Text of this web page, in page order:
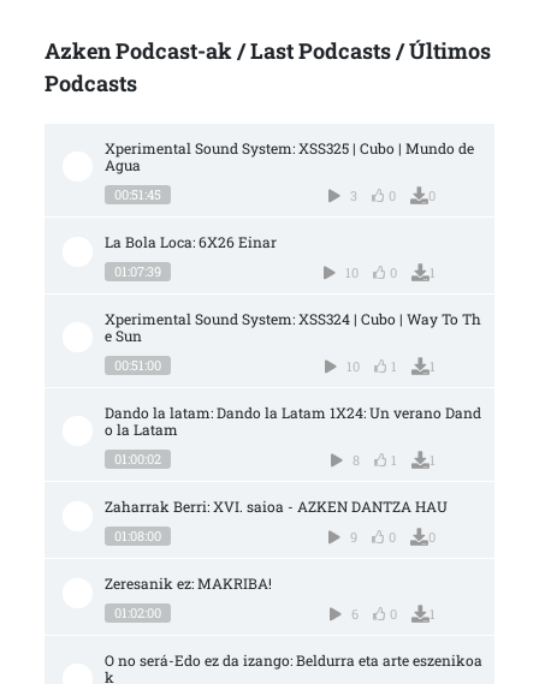
Azken Podcast-ak / Last Podcasts / Últimos
Podcasts
Xperimental Sound System: XSS325 | Cubo | Mundo de
Agua
00:51:45 3 0 0
La Bola Loca: 6X26 Einar
01:07:39 10 0 1
Xperimental Sound System: XSS324 | Cubo | Way To Th
e Sun
00:51:00 10 1 1
Dando la latam: Dando la Latam 1X24: Un verano Dand
o la Latam
01:00:02 8 1 1
Zaharrak Berri: XVI. saioa - AZKEN DANTZA HAU
01:08:00 9 0 0
Zeresanik ez: MAKRIBA!
01:02:00 6 0 1
O no será-Edo ez da izango: Beldurra eta arte eszenikoa
k